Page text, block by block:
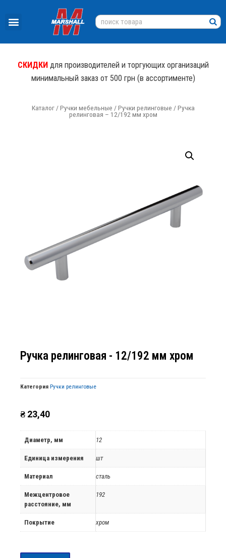
СКИДКИдля производителей и торгующих организаций
минимальный заказ от 500 грн (в ассортименте)
Каталог/Ручки мебельные /Ручки релинговые / Ручка
релинговая – 12/192 мм хром
Ручка релинговая - 12/192 мм хром
Категория Ручки релинговые
₴ 23,40
Диаметр, мм 12
Единица измерения шт
Материал сталь
Межцентровое
расстояние, мм
192
Покрытие хром